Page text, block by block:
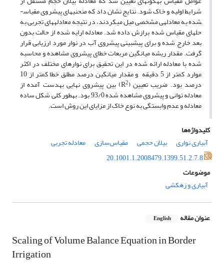
شرایط اولیه و خاک شود. نتایج نشان داد که منحنی­های پیشروی مقیاس­
شده به معادله­ی مشخصی میل می­کردند، در نتیجه معادله­های تجربی به
حل­های مقیاس شده برازش داده شد. معادله ارایه شده از حالت بدون
بعد خارج شده و برای پیش­بینی پیشروی آب در نوار مورد ارزیابی قرار
گرفت. مقدار ریشه میانگین مربعات خطای پیشروی مشاهده و محاسبه
شده با معادله ارائه شده در این تحقیق برای نوارهای مختلف در اکثر
موارد کمتر از 5 دقیقه و مقدار میانگین درصد مطلق خطا کمتر از 10
درصد بود. ضریب تعیین (R2 ) بین پیشروی نهایی به­دست آمده از
معادله توانی و پیشروی مشاهده شده 93/0 بود. به­طور کلی شکل ساده
معادله و عدم وابستگی به نوع خاک از مزایای این روش است.
کلیدواژه‌ها
آبیاری نواری
بیلان حجمی مقیاس‌سازی
معادله تجربی
20.1001.1.2008479.1399.51.2.7.8
موضوعات
آبیاری و زهکشی
عنوان مقاله English
Scaling of Volume Balance Equation in Border
Irrigation